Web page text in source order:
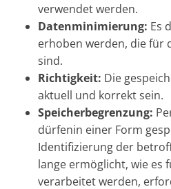
verwendet werden.
Datenminimierung: Es
erhoben werden, die für
sind.
Richtigkeit: Die
aktuell und korrekt sein.
Speicherbegrenzung:
dürfenin einer Form
Identifizierung der
lange ermöglicht, wie es
verarbeitet werden,